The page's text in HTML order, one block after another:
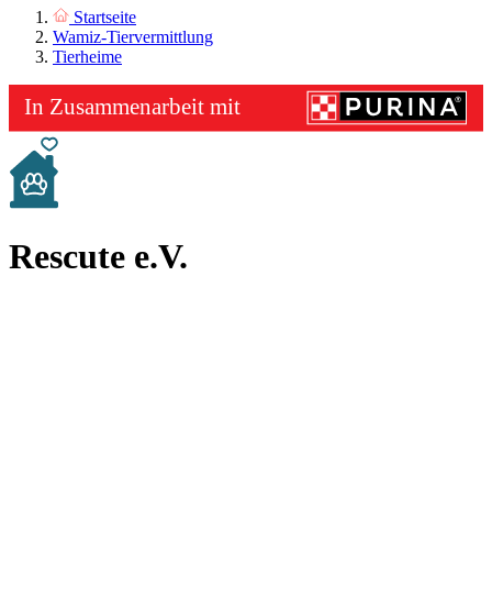
Startseite
Wamiz-Tiervermittlung
Tierheime
Rescute e.V.